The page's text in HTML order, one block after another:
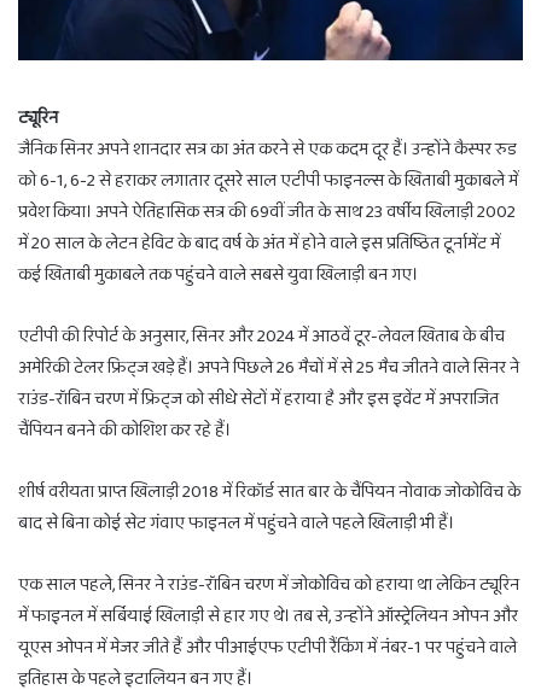
ट्यूरिन
जैनिक सिनर अपने शानदार सत्र का अंत करने से एक कदम दूर हैं। उन्होंने कैस्पर रुड
को 6-1, 6-2 से हराकर लगातार दूसरे साल एटीपी फाइनल्स के खिताबी मुकाबले में
प्रवेश किया। अपने ऐतिहासिक सत्र की 69वीं जीत के साथ 23 वर्षीय खिलाड़ी 2002
में 20 साल के लेटन हेविट के बाद वर्ष के अंत में होने वाले इस प्रतिष्ठित टूर्नामेंट में
कई खिताबी मुकाबले तक पहुंचने वाले सबसे युवा खिलाड़ी बन गए।
एटीपी की रिपोर्ट के अनुसार, सिनर और 2024 में आठवें टूर-लेवल खिताब के बीच
अमेरिकी टेलर फ्रिट्ज खड़े हैं। अपने पिछले 26 मैचों में से 25 मैच जीतने वाले सिनर ने
राउंड-रॉबिन चरण में फ्रिट्ज को सीधे सेटों में हराया है और इस इवेंट में अपराजित
चैंपियन बनने की कोशिश कर रहे हैं।
शीर्ष वरीयता प्राप्त खिलाड़ी 2018 में रिकॉर्ड सात बार के चैंपियन नोवाक जोकोविच के
बाद से बिना कोई सेट गंवाए फाइनल में पहुंचने वाले पहले खिलाड़ी भी हैं।
एक साल पहले, सिनर ने राउंड-रॉबिन चरण में जोकोविच को हराया था लेकिन ट्यूरिन
में फाइनल में सर्बियाई खिलाड़ी से हार गए थे। तब से, उन्होंने ऑस्ट्रेलियन ओपन और
यूएस ओपन में मेजर जीते हैं और पीआईएफ एटीपी रैंकिंग में नंबर-1 पर पहुंचने वाले
इतिहास के पहले इटालियन बन गए हैं।